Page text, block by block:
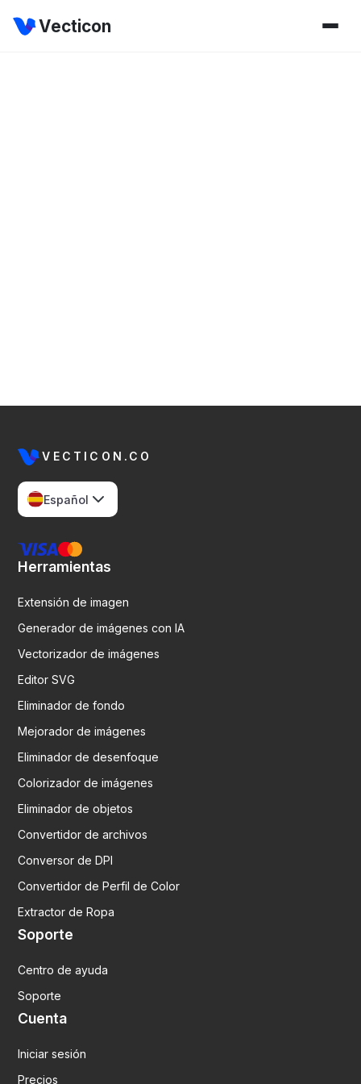
Vecticon
VECTICON.CO
Español
Herramientas
Extensión de imagen
Generador de imágenes con IA
Vectorizador de imágenes
Editor SVG
Eliminador de fondo
Mejorador de imágenes
Eliminador de desenfoque
Colorizador de imágenes
Eliminador de objetos
Convertidor de archivos
Conversor de DPI
Convertidor de Perfil de Color
Extractor de Ropa
Soporte
Centro de ayuda
Soporte
Cuenta
Iniciar sesión
Precios